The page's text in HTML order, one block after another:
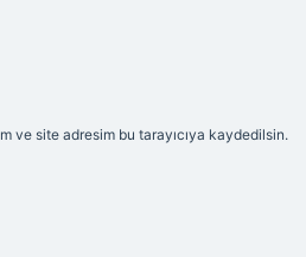
ve site adresim bu tarayıcıya kaydedilsin.